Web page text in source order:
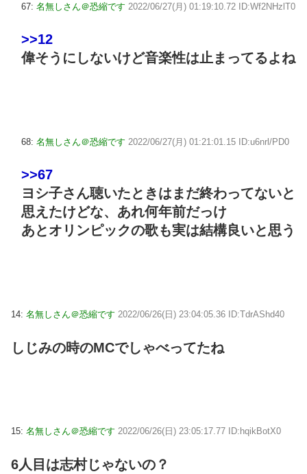
67: 名無しさん＠恐縮です 2022/06/27(月) 01:19:10.72 ID:Wf2NHzlT0
>>12
偉そうにしないけど音楽性は止まってるよね
68: 名無しさん＠恐縮です 2022/06/27(月) 01:21:01.15 ID:u6nrl/PD0
>>67
ヨシ子さん聴いたときはまだ終わってないと
思えたけどな、あれ何年前だっけ
あとオリンピックの歌も実は結構良いと思う
14: 名無しさん＠恐縮です 2022/06/26(日) 23:04:05.36 ID:TdrAShd40
しじみの時のMCでしゃべってたね
15: 名無しさん＠恐縮です 2022/06/26(日) 23:05:17.77 ID:hqikBotX0
6人目は志村じゃないの？